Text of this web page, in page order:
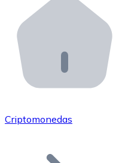
Bitnovo ATM
Integra un ATM
Bitnovo API
Integra nuestra API
Únete a nuestra red
Añade tu proyecto
Criptomonedas